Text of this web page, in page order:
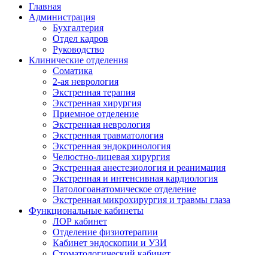
Главная
Администрация
Бухгалтерия
Отдел кадров
Руководство
Клинические отделения
Cоматика
2-ая неврология
Экстренная терапия
Экстренная хирургия
Приемное отделение
Экстренная неврология
Экстренная травматология
Экстренная эндокринология
Челюстно-лицевая хирургия
Экстренная анестезиология и реанимация
Экстренная и интенсивная кардиология
Патологоанатомическое отделение
Экстренная микрохирургия и травмы глаза
Функциональные кабинеты
ЛОР кабинет
Отделение физиотерапии
Кабинет эндоскопии и УЗИ